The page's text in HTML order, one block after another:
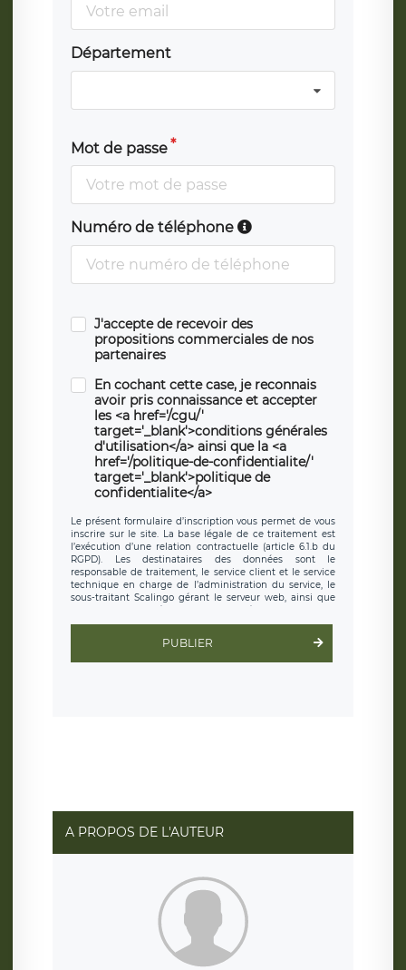
Département
Mot de passe
Numéro de téléphone
J'accepte de recevoir des
propositions commerciales de nos
partenaires
En cochant cette case, je reconnais
avoir pris connaissance et accepter
les <a href='/cgu/'
target='_blank'>conditions générales
d'utilisation</a> ainsi que la <a
href='/politique-de-confidentialite/'
target='_blank'>politique de
confidentialite</a>
Le présent formulaire d’inscription vous permet de vous
inscrire sur le site. La base légale de ce traitement est
l’exécution d’une relation contractuelle (article 6.1.b du
RGPD). Les destinataires des données sont le
responsable de traitement, le service client et le service
technique en charge de l’administration du service, le
sous-traitant Scalingo gérant le serveur web, ainsi que
toute personne légalement autorisée. Le formulaire
d’inscription est hébergé sur un serveur hébergé par
clauses de
protection conformes au RGPD
. Les données collectées
sont conservées jusqu’à ce que l’Internaute en sollicite la
rue Léopold Sédar Senghor, joignable à l’adresse mail :
responsabledetraitement@legavox.fr. Vous avez
également le droit d’introduire une réclamation auprès
d’une autorité de contrôle.
PUBLIER
A PROPOS DE L'AUTEUR